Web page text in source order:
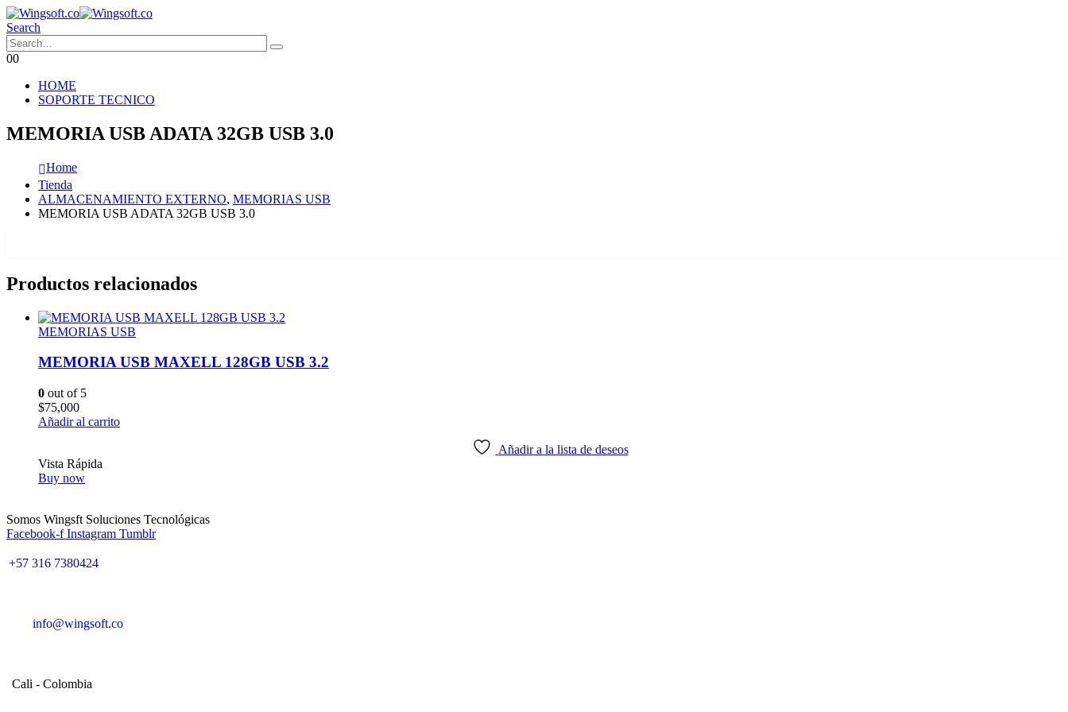
Search
00
HOME
SOPORTE TECNICO
MEMORIA USB ADATA 32GB USB 3.0
Home
Tienda
ALMACENAMIENTO EXTERNO, MEMORIAS USB
MEMORIA USB ADATA 32GB USB 3.0
Productos relacionados
MEMORIAS USB
MEMORIA USB MAXELL 128GB USB 3.2
0 out of 5
$75,000
Añadir al carrito
Añadir a la lista de deseos
Vista Rápida
Buy now
Somos Wingsft Soluciones Tecnológicas
Facebook-f Instagram Tumblr
+57 316 7380424
info@wingsoft.co
Cali - Colombia